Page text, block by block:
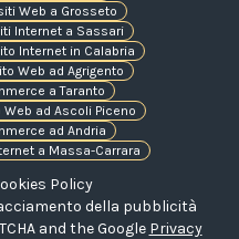
Web a Grosseto
Internet a Sassari
Internet in Calabria
Web ad Agrigento
a Taranto
ad Ascoli Piceno
ad Andria
a Massa-Carrara
Policy
della pubblicità
and the Google Privacy